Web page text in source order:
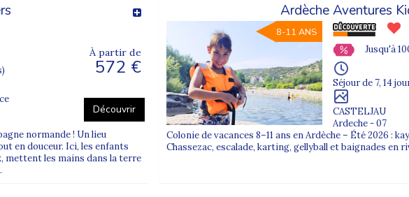
ou en pleine nature. À l’étranger, les adolescents peuvent vivre des aventures
saison propose des expériences adaptées aux envies des enfants.
séjours ado à l’étranger
avec des aides financières adaptées et des réductions fratries afin de permettre au
dans un cadre bienveillant et sécurisé.
À partir de
572 €
Découvrir
normande ! Un lieu
en douceur. Ici, les enfants
mettent les mains dans la terre
Ardèche Aventures
8-11 ANS
Jusqu'à
Séjour de 7, 14
CASTELJAU
Ardeche - 07
Colonie de vacances 8–11 ans en Ardèche – Été 2026 :
Chassezac, escalade, karting, gellyball et baignades en